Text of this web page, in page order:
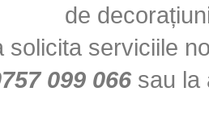
de
solicita serviciile
099 066 sau la